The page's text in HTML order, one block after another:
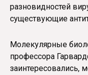
разновидностей
существующие
Молекулярные
профессора
заинтересовались,